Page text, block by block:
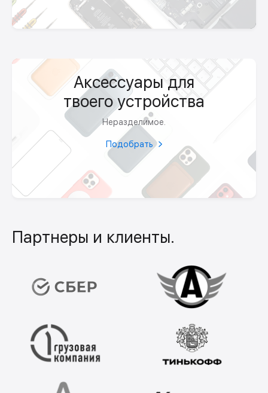
Аксессуары для
твоего устройства
Неразделимое.
Подобрать
Партнеры и клиенты.